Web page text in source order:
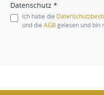
Datenschutz *
Ich habe die
und die AGB gelesen und bin